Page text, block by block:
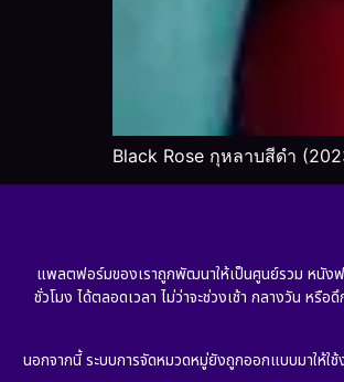
Black Rose กุหลาบสีดำ
แพลตฟอร์มของเราถูกพัฒนาให้เป็นศูนย์รวม หนัง
ชั่วโมง ได้ตลอดเวลา ไม่ว่าจะช่วงเช้า กลางวัน ห
นอกจากนี้ ระบบการจัดหมวดหมู่ยังถูกออกแบบมาให้